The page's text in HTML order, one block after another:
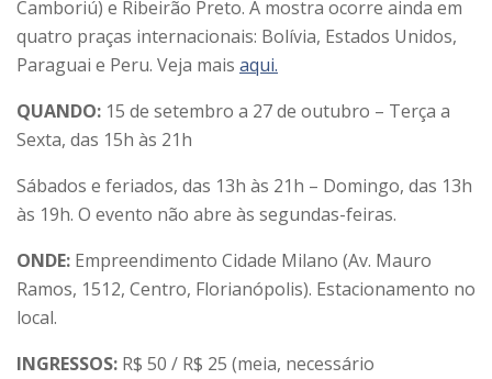
Camboriú) e Ribeirão Preto. A mostra ocorre ainda em
quatro praças internacionais: Bolívia, Estados Unidos,
Paraguai e Peru. Veja mais aqui.
QUANDO: 15 de setembro a 27 de outubro – Terça a
Sexta, das 15h às 21h
Sábados e feriados, das 13h às 21h – Domingo, das 13h
às 19h. O evento não abre às segundas-feiras.
ONDE: Empreendimento Cidade Milano (Av. Mauro
Ramos, 1512, Centro, Florianópolis). Estacionamento no
local.
INGRESSOS: R$ 50 / R$ 25 (meia, necessário